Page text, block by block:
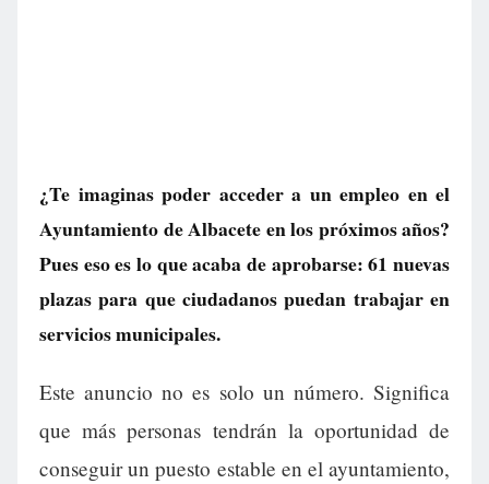
¿Te imaginas poder acceder a un empleo en el
Ayuntamiento de Albacete en los próximos años?
Pues eso es lo que acaba de aprobarse: 61 nuevas
plazas para que ciudadanos puedan trabajar en
servicios municipales.
Este anuncio no es solo un número. Significa
que más personas tendrán la oportunidad de
conseguir un puesto estable en el ayuntamiento,